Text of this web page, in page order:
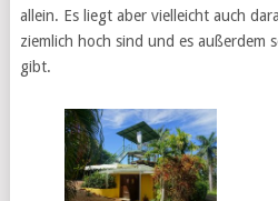
allein. Es liegt aber vielleicht auch
ziemlich hoch sind und es außerdem
gibt.